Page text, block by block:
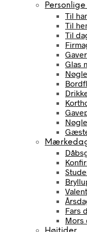
Til
Til
Til
Glas
Fars
Mors